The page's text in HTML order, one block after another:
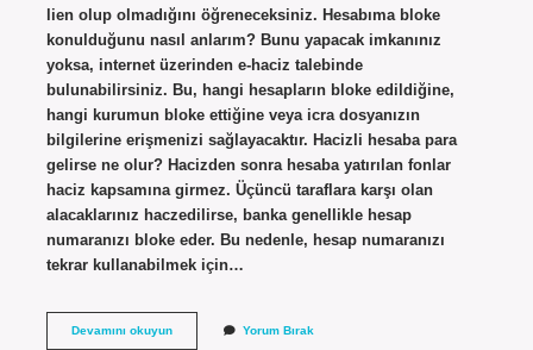
lien olup olmadığını öğreneceksiniz. Hesabıma bloke
konulduğunu nasıl anlarım? Bunu yapacak imkanınız
yoksa, internet üzerinden e-haciz talebinde
bulunabilirsiniz. Bu, hangi hesapların bloke edildiğine,
hangi kurumun bloke ettiğine veya icra dosyanızın
bilgilerine erişmenizi sağlayacaktır. Hacizli hesaba para
gelirse ne olur? Hacizden sonra hesaba yatırılan fonlar
haciz kapsamına girmez. Üçüncü taraflara karşı olan
alacaklarınız haczedilirse, banka genellikle hesap
numaranızı bloke eder. Bu nedenle, hesap numaranızı
tekrar kullanabilmek için…
Devamını okuyunE
Yorum Bırak